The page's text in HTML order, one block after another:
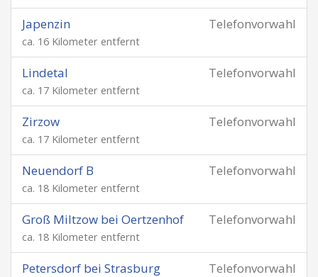
Telefonvorwahl
Japenzin
ca. 16 Kilometer entfernt
Telefonvorwahl
Lindetal
ca. 17 Kilometer entfernt
Telefonvorwahl
Zirzow
ca. 17 Kilometer entfernt
Telefonvorwahl
Neuendorf B
ca. 18 Kilometer entfernt
Telefonvorwahl
Groß Miltzow bei Oertzenhof
ca. 18 Kilometer entfernt
Telefonvorwahl
Petersdorf bei Strasburg